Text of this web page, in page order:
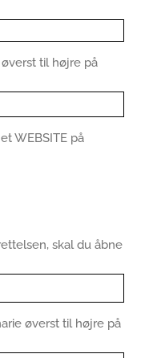
til højre på
WEBSITE på
skal du åbne
øverst til højre på